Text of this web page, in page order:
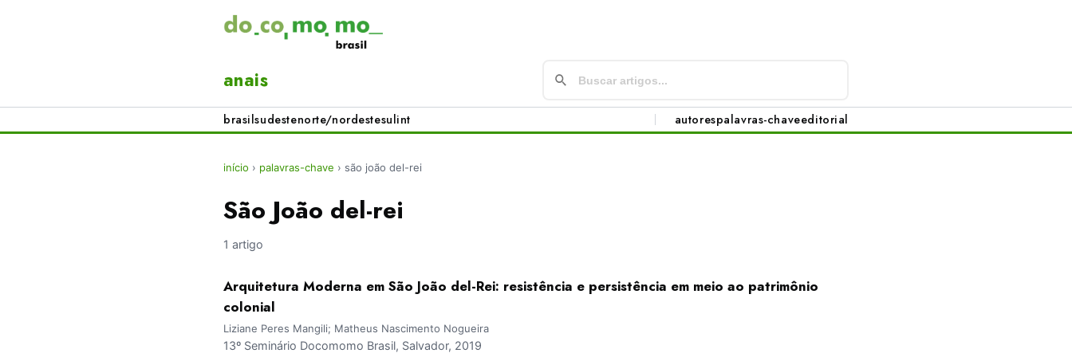
anais
brasilsudestenorte/nordestesulint autorespalavras-chaveeditorial
início › palavras-chave › são joão del-rei
São João del-rei
1 artigo
Arquitetura Moderna em São João del-Rei: resistência e persistência em meio ao patrimônio
colonial
Liziane Peres Mangili; Matheus Nascimento Nogueira
13º Seminário Docomomo Brasil, Salvador, 2019